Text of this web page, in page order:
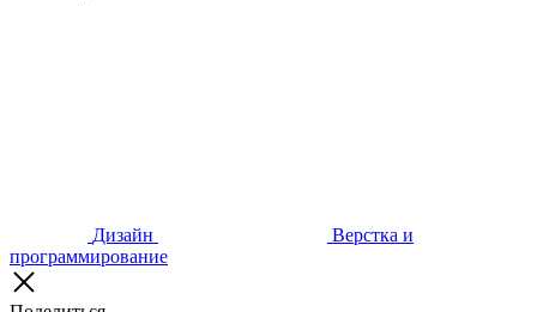
Дизайн
Верстка и
программирование